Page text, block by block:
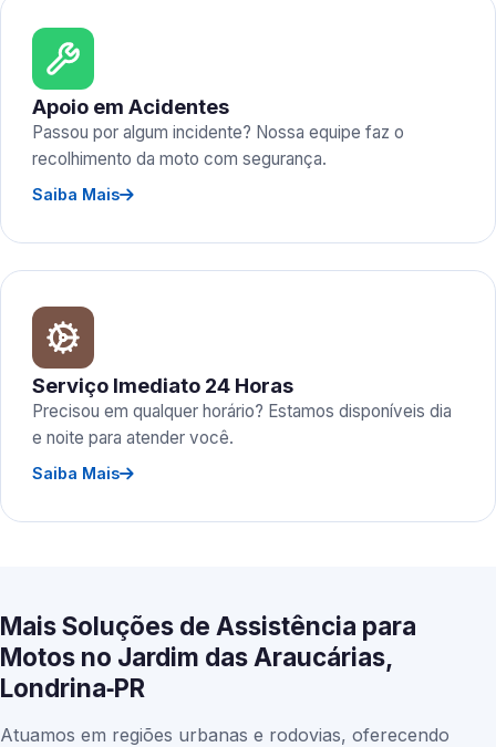
Apoio em Acidentes
Passou por algum incidente? Nossa equipe faz o
recolhimento da moto com segurança.
Saiba Mais
Serviço Imediato 24 Horas
Precisou em qualquer horário? Estamos disponíveis dia
e noite para atender você.
Saiba Mais
Mais Soluções de Assistência para
Motos no Jardim das Araucárias,
Londrina‑PR
Atuamos em regiões urbanas e rodovias, oferecendo